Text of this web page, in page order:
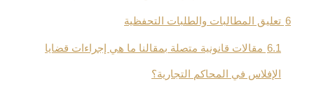
6 تعليق المطالبات والطلبات التحفظية
6.1 مقالات قانونية متصلة بمقالنا ما هي إجراءات قضايا
الإفلاس في المحاكم التجارية؟